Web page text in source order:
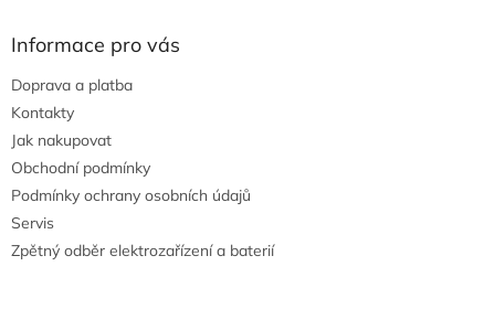
Informace pro vás
Doprava a platba
Kontakty
Jak nakupovat
Obchodní podmínky
Podmínky ochrany osobních údajů
Servis
Zpětný odběr elektrozařízení a baterií